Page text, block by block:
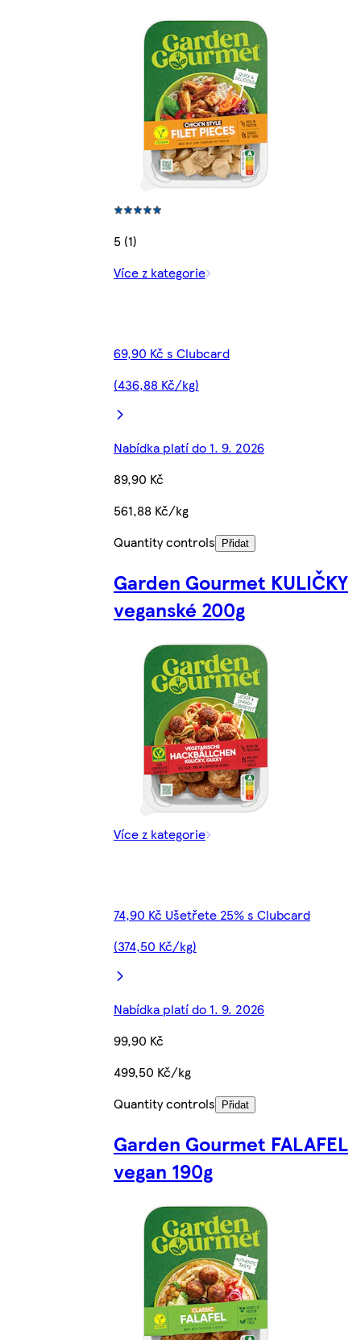
5 (1)
Více z kategorie
69,90 Kč s Clubcard
(436,88 Kč/kg)
Nabídka platí do 1. 9. 2026
89,90 Kč
561,88 Kč/kg
Quantity controls
Přidat
Garden Gourmet KULIČKY
veganské 200g
Více z kategorie
74,90 Kč Ušetřete 25% s Clubcard
(374,50 Kč/kg)
Nabídka platí do 1. 9. 2026
99,90 Kč
499,50 Kč/kg
Quantity controls
Přidat
Garden Gourmet FALAFEL
vegan 190g